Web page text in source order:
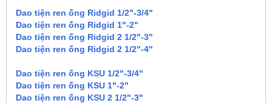
Dao tiện ren ống Ridgid 1/2"-3/4"
Dao tiện ren ống Ridgid 1"-2"
Dao tiện ren ống Ridgid 2 1/2"-3"
Dao tiện ren ống Ridgid 2 1/2"-4"
Dao tiện ren ống KSU 1/2"-3/4"
Dao tiện ren ống KSU 1"-2"
Dao tiện ren ống KSU 2 1/2"-3"